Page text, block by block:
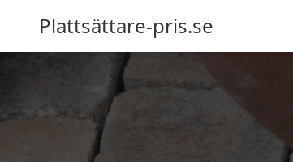
Plattsättare-pris.se